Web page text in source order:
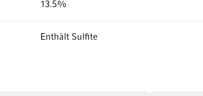
13.5%
Enthält Sulfite